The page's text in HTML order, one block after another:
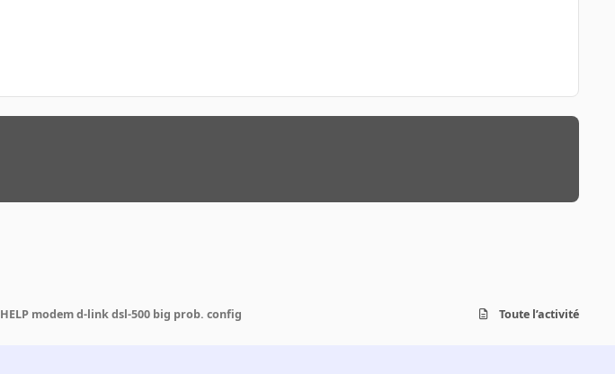
HELP modem d-link dsl-500 big prob. config Toute l’activité